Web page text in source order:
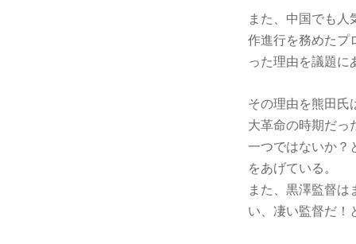
また、中国でも
作進行を務めたプ
った理由を議題に
その理由を熊田氏
大革命の時期だっ
一つではないか？
をあげている。
また、黒澤監督
い、凄い監督だ！